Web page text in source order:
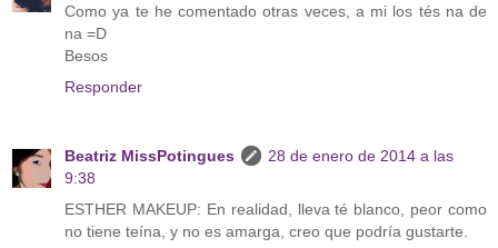
Como ya te he comentado otras veces, a mi los tés na de
na =D
Besos
Responder
Beatriz MissPotingues
28 de enero de 2014 a las
9:38
ESTHER MAKEUP: En realidad, lleva té blanco, peor como
no tiene teína, y no es amarga, creo que podría gustarte.